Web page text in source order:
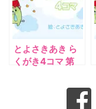
とよさきあき ら
くがき4コマ 第